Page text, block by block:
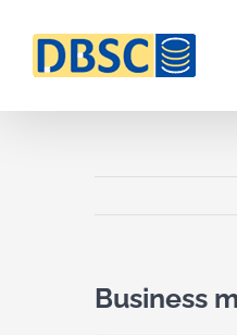
Inhalt
springen
Business